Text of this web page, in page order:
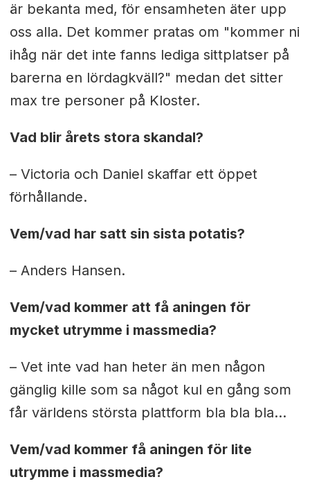
är bekanta med, för ensamheten äter upp
oss alla. Det kommer pratas om "kommer ni
ihåg när det inte fanns lediga sittplatser på
barerna en lördagkväll?" medan det sitter
max tre personer på Kloster.
Vad blir årets stora skandal?
– Victoria och Daniel skaffar ett öppet
förhållande.
Vem/vad har satt sin sista potatis?
– Anders Hansen.
Vem/vad kommer att få aningen för
mycket utrymme i massmedia?
– Vet inte vad han heter än men någon
gänglig kille som sa något kul en gång som
får världens största plattform bla bla bla...
Vem/vad kommer få aningen för lite
utrymme i massmedia?